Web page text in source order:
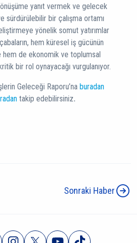
yanıt vermek ve gelecek
sürdürülebilir bir çalışma ortamı
yönelik somut yatırımlar
hem küresel iş gücünün
de ekonomik ve toplumsal
bir rol oynayacağı vurgulanıyor.
Geleceği Raporu’na buradan
takip edebilirsiniz.
Sonraki Haber